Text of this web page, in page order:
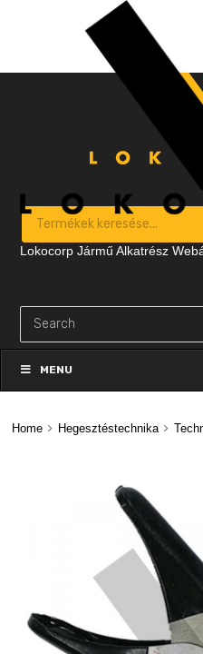
Products search
to
contentMENU
Home Hegesztéstechnika
Lokocorp Jármű Alkatrész